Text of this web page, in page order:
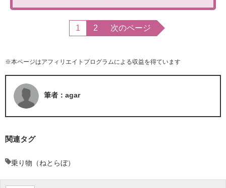
1 2 次のページ
※本ページはアフィリエイトプログラムによる収益を得ています
筆者：agar
関連タグ
乗り物（ねとらぼ）